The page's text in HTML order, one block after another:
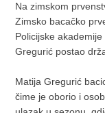
Na zimskom
Zimsko bacačko
Policijske
Gregurić postao
Matija Gregurić
čime je oborio i